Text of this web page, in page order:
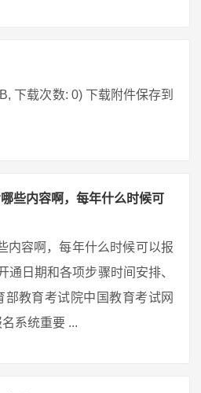
下载次数: 0) 下载附件保存到
些内容啊，每年什么时候可
内容啊，每年什么时候可以报
通日期和各项步骤时间安排、
教育考试院中国教育考试网
系统重要 ...